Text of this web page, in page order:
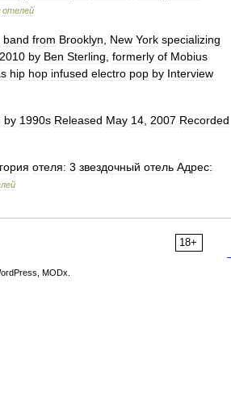
отелей
band from Brooklyn New York specializing
2010 by Ben Sterling formerly of Mobius
hip hop infused electro pop by Interview
by 1990s Released May 14 2007 Recorded
отеля: 3 звездочный отель Адрес:
18+
MODx.